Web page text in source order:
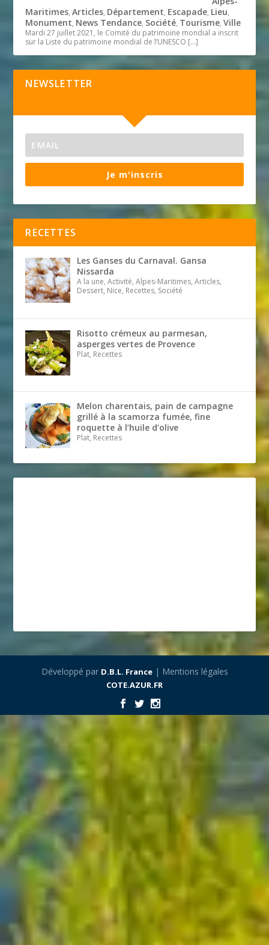
Maritimes,Articles, Département, Escapade, Lieu,
Monument, News Tendance, Société, Tourisme,Ville
Mardi 27 juillet 2021, le Comité du patrimoine mondial a inscrit
sur la Liste du patrimoine mondial de l’UNESCO […]
NEWSLETTER
Je m'inscris
RECETTES
Les Ganses du Carnaval. Gansa
Nissarda
A la une, Activité, Alpes-Maritimes, Articles,
Dessert, Nice, Recettes, Société
Risotto crémeux au parmesan,
asperges vertes de Provence
Plat, Recettes
Melon charentais, pain de campagne
grillé à la scamorza fumée, fine
roquette à l’huile d’olive
Plat, Recettes
Développé par D.B.L. France| Mentions légales
COTE.AZUR.FR